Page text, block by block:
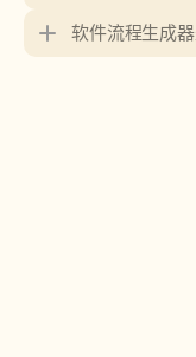
软件流程生成